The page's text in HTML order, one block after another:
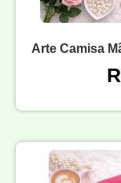
Arte Camisa